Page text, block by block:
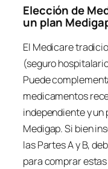
Elección de
un plan
El Medicare
(seguro
Puede
medicamentos
independiente y
Medigap. Si bien
las Partes A y B,
para comprar